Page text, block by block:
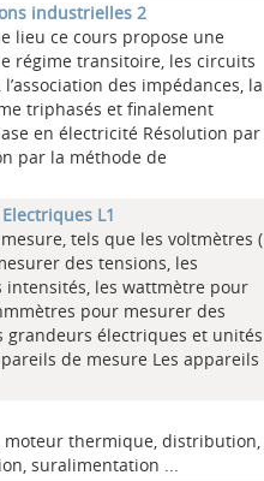
industrielles 2
lieu ce cours propose une
régime transitoire, les circuits
des impédances, la
triphasés et finalement
en électricité Résolution par
par la méthode de
L1
tels que les voltmètres (
des tensions, les
les wattmètre pour
pour mesurer des
grandeurs électriques et unités
de mesure Les appareils
moteur thermique, distribution,
suralimentation ...